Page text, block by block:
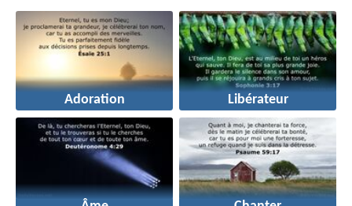
Adoration Libérateur